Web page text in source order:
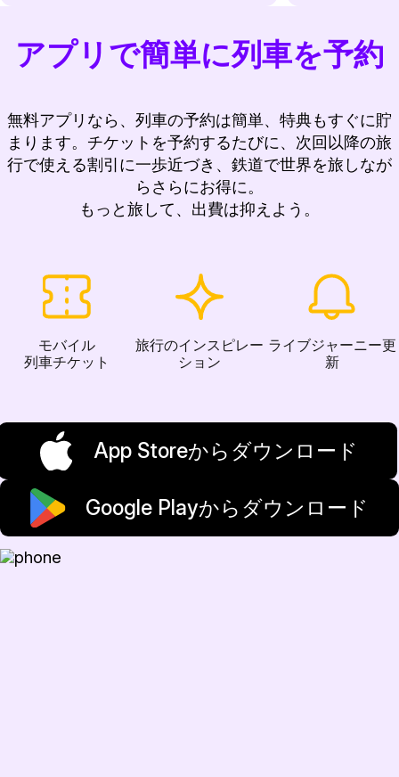
アプリで簡単に列車を予約
無料アプリなら、列車の予約は簡単、特典もすぐに貯
まります。チケットを予約するたびに、次回以降の旅
行で使える割引に一歩近づき、鉄道で世界を旅しなが
らさらにお得に。
もっと旅して、出費は抑えよう。
モバイル
列車チケット
旅行のインスピレー
ション
ライブジャーニー更
新
App Storeからダウンロード
Google Playからダウンロード